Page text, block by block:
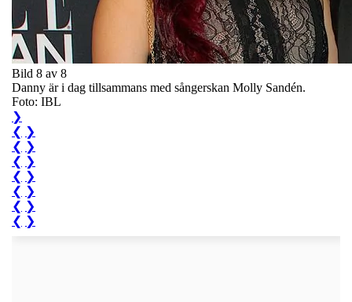
Bild 8 av 8
Danny är i dag tillsammans med sångerskan Molly Sandén.
Foto: IBL
❯
❮ ❯
❮ ❯
❮ ❯
❮ ❯
❮ ❯
❮ ❯
❮ ❯